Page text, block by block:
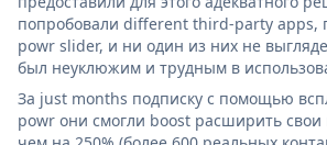
попробовали different third-party
powr slider, и ни один из них не
был неуклюжим и трудным в
За just months подписку с помощью
powr они смогли boost расширить свои